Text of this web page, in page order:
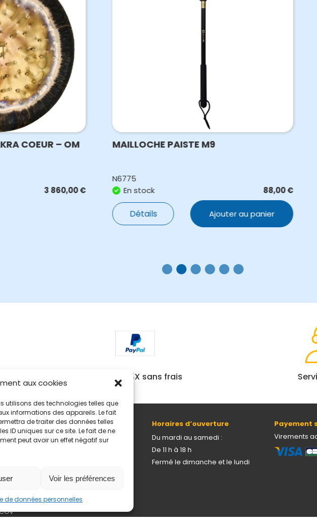
aux cookies
utilisons des technologies telles que
informations des appareils. Le fait
de traiter des données telles
ID uniques sur ce site. Le fait de ne
peut avoir un effet négatif sur
Voir les préférences
de données personnelles
COEUR – OM
3 860,00€
MAILLOCHE PAISTE M9
N6775
En stock
88,00€
Détails Ajouter au panier
Paiement 4X sans frais
8, quai Romain Rolland 69005 Lyon
d'accès
Politique de données personnelles
Horaires d’ouverture
Du mardi au samedi :
De 11 h à 18 h
Fermé le dimanche et le lundi
Payement
Virements